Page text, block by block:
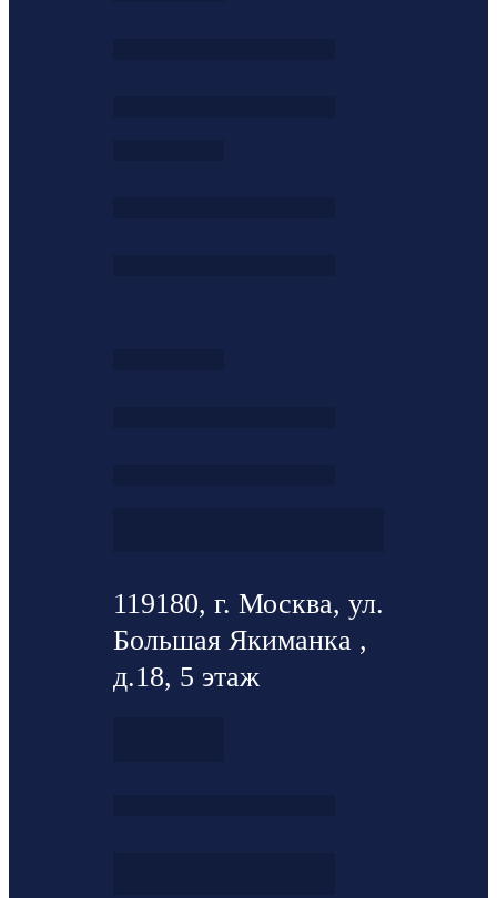
119180, г. Москва, ул.
Большая Якиманка ,
д.18, 5 этаж